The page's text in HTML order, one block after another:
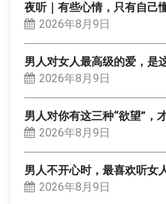
夜听｜有些心情，只有自己
2026年8月9日
男人对女人最高级的爱，是
2026年8月9日
男人对你有这三种“欲望”，
2026年8月9日
男人不开心时，最喜欢听女
2026年8月9日